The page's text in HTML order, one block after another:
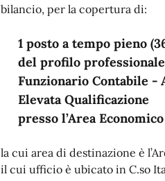
bilancio, per la copertura di:
1 posto a tempo pieno
del profilo
Funzionario Contabile -
Elevata Qualificazione
presso l’Area
la cui area di destinazione è
il cui ufficio è ubicato in C.so